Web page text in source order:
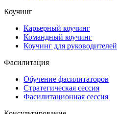
Коучинг
Карьерный коучинг
Командный коучинг
Коучинг для руководителей
Фасилитация
Обучение фасилитаторов
Стратегическая сессия
Фасилитационная сессия